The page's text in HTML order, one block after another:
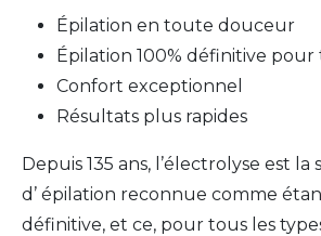
Épilation en toute douceur
Épilation 100% définitive pour
Confort exceptionnel
Résultats plus rapides
Depuis 135 ans, l’électrolyse est
d’ épilation reconnue comme
définitive, et ce, pour tous les